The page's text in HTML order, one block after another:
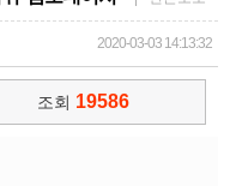
2020-03-03 14:13:32
조회 19586